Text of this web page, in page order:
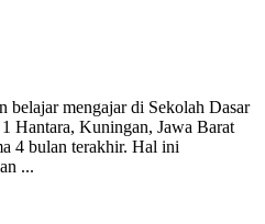
belajar mengajar di Sekolah Dasar
Hantara, Kuningan, Jawa Barat
4 bulan terakhir. Hal ini
...